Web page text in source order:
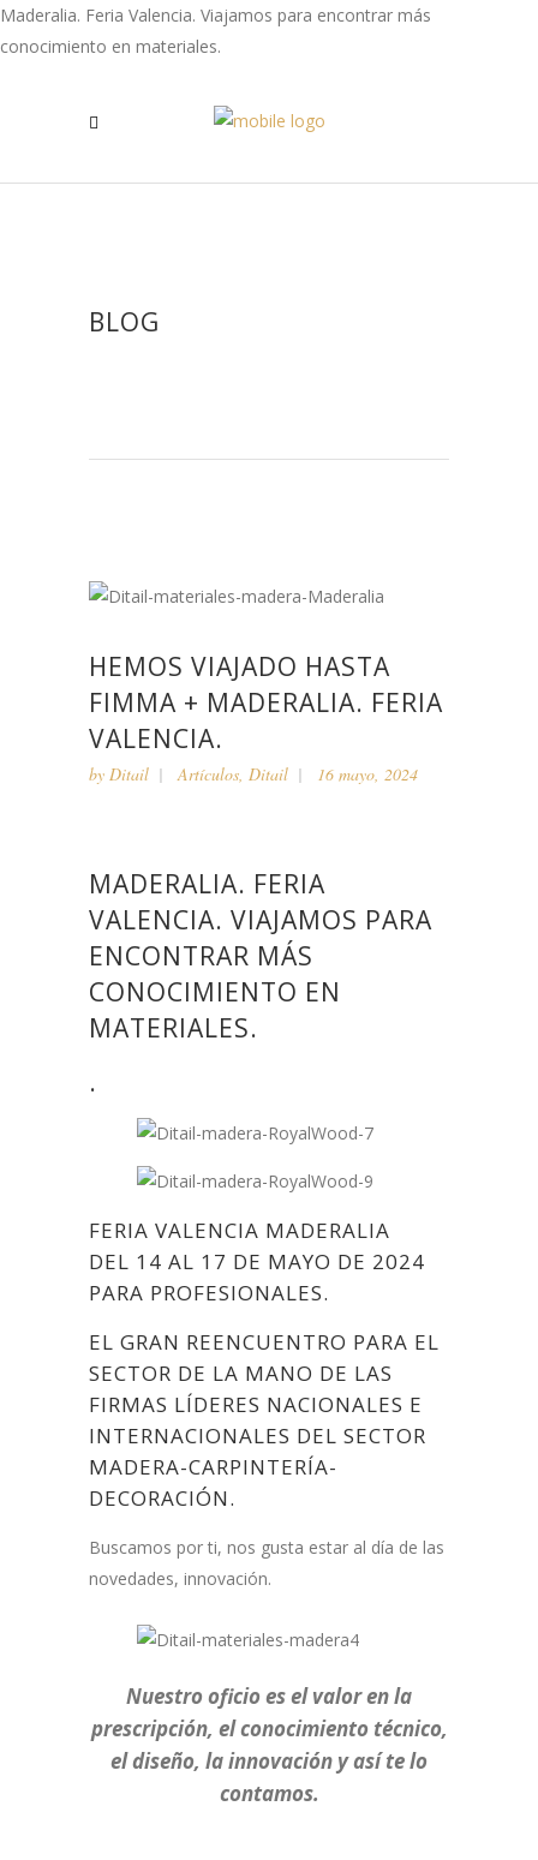
Maderalia. Feria Valencia. Viajamos para encontrar más
conocimiento en materiales.
BLOG
HEMOS VIAJADO HASTA
FIMMA + MADERALIA. FERIA
VALENCIA.
by Ditail Artículos, Ditail 16 mayo, 2024
MADERALIA. FERIA
VALENCIA. VIAJAMOS PARA
ENCONTRAR MÁS
CONOCIMIENTO EN
MATERIALES.
.
FERIA VALENCIA MADERALIA
DEL 14 AL 17 DE MAYO DE 2024
PARA PROFESIONALES.
EL GRAN REENCUENTRO PARA EL
SECTOR DE LA MANO DE LAS
FIRMAS LÍDERES NACIONALES E
INTERNACIONALES DEL SECTOR
MADERA-CARPINTERÍA-
DECORACIÓN.
Buscamos por ti, nos gusta estar al día de las
novedades, innovación.
Nuestro oficio es el valor en la
prescripción, el conocimiento técnico,
el diseño, la innovación y así te lo
contamos.